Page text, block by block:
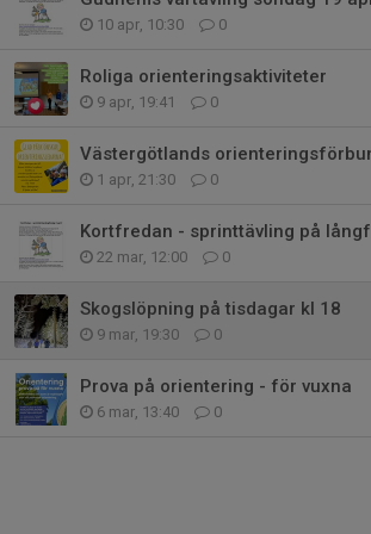
10 apr, 10:30 0
Roliga orienteringsaktiviteter
9 apr, 19:41 0
1 apr, 21:30 0
Kortfredan - sprinttävling på
22 mar, 12:00 0
Skogslöpning på tisdagar kl 18
9 mar, 19:30 0
Prova på orientering - för vuxna
6 mar, 13:40 0